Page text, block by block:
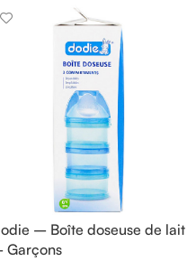
– Boîte doseuse de lait
Garçons